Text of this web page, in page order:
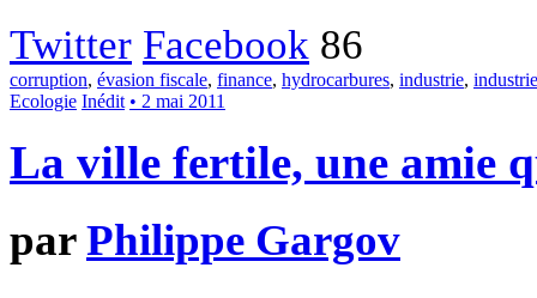
Twitter Facebook 86
corruption, évasion fiscale, finance, hydrocarbures, industrie,
Ecologie Inédit • 2 mai 2011
La ville fertile, une amie
parPhilippe Gargov